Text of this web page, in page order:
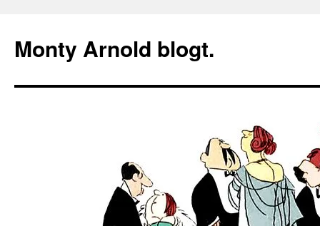
springen
Monty Arnold blogt.